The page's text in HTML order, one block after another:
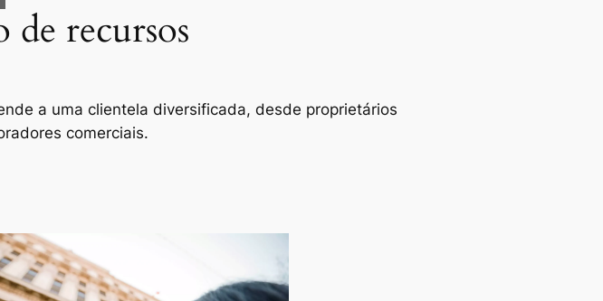
recursos
a uma clientela diversificada, desde proprietários
comerciais.